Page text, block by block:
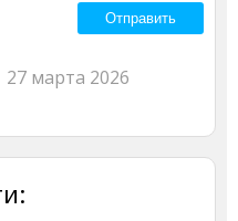
27 марта 2026